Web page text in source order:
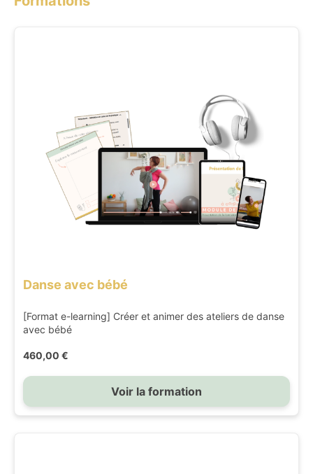
Danse avec bébé
[Format e-learning] Créer et animer des ateliers de danse
avec bébé
460,00 €
Voir la formation